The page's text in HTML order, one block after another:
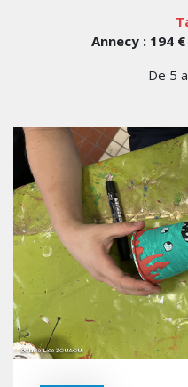
Annecy : 194
De 5